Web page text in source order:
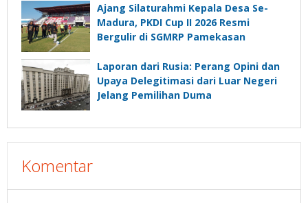
Ajang Silaturahmi Kepala Desa Se-
Madura, PKDI Cup II 2026 Resmi
Bergulir di SGMRP Pamekasan
Laporan dari Rusia: Perang Opini dan
Upaya Delegitimasi dari Luar Negeri
Jelang Pemilihan Duma
Komentar